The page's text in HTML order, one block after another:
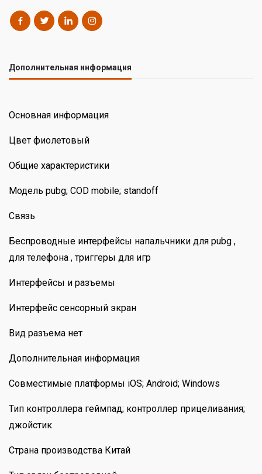
Дополнительная информация
Основная информация
Цвет фиолетовый
Общие характеристики
Модель pubg; COD mobile; standoff
Связь
Беспроводные интерфейсы напальчники для pubg ,
для телефона , триггеры для игр
Интерфейсы и разъемы
Интерфейс сенсорный экран
Вид разъема нет
Дополнительная информация
Совместимые платформы iOS; Android; Windows
Тип контроллера геймпад; контроллер прицеливания;
джойстик
Страна производства Китай